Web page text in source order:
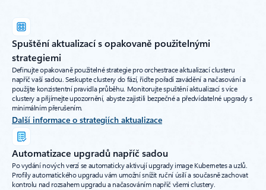
Spuštění aktualizací s opakovaně použitelnými
strategiemi
Definujte opakovaně použitelné strategie pro orchestrace aktualizací clusteru
napříč vaší sadou. Seskupte clustery do fází, řiďte pořadí zavádění a načasování a
použijte konzistentní pravidla průběhu. Monitorujte spuštění aktualizací s více
clustery a přijímejte upozornění, abyste zajistili bezpečné a předvídatelné upgrady s
minimálním přerušením.
Další informace o strategiích aktualizace
Automatizace upgradů napříč sadou
Po vydání nových verzí se automaticky aktivují upgrady image Kubernetes a uzlů.
Profily automatického upgradu vám umožní snížit ruční úsilí a současně zachovat
kontrolu nad rozsahem upgradu a načasováním napříč všemi clustery.